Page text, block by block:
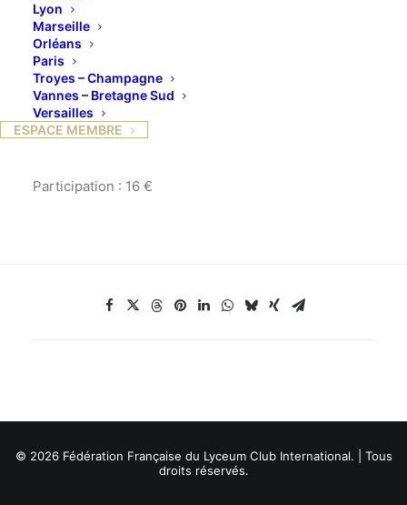
Lyon
Marseille
Orléans
Paris
Troyes – Champagne
Vannes – Bretagne Sud
Versailles
ESPACE MEMBRE
Comme vous ne l’avez jamais vu : les endroits les
plus secrets vous seront ouverts et commentés par
Jean-Jacques Serres, conférencier attaché au Palais
Participation : 16 €
© 2026 Fédération Française du Lyceum Club International. | Tous
droits réservés.